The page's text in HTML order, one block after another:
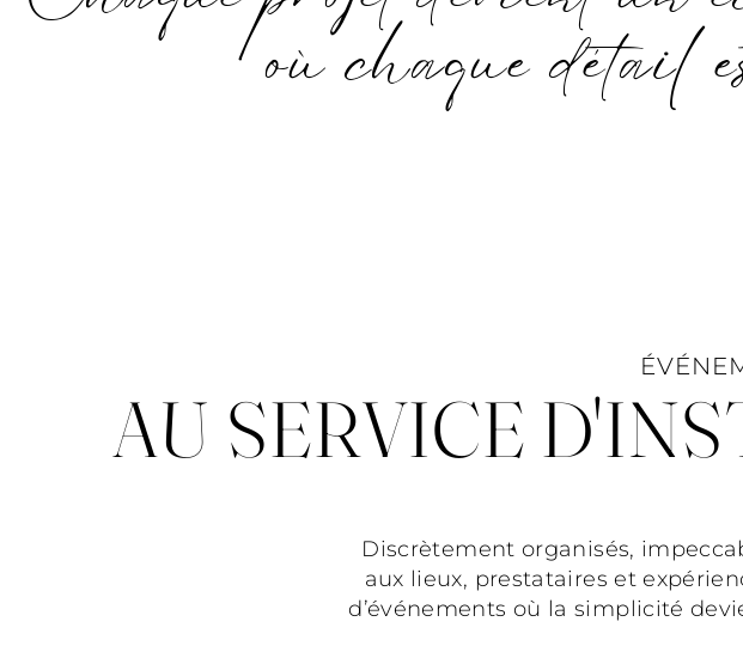
où chaque détail
AU SERVICE
Discrètement organisés,
aux lieux, prestataires et
d’événements où la simplicité